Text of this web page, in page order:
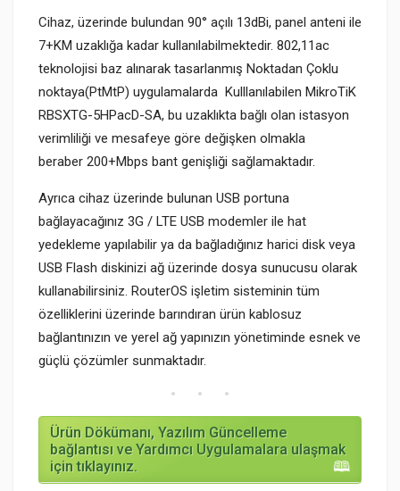
Cihaz, üzerinde bulundan 90° açılı 13dBi, panel anteni ile
7+KM uzaklığa kadar kullanılabilmektedir. 802,11ac
teknolojisi baz alınarak tasarlanmış Noktadan Çoklu
noktaya(PtMtP) uygulamalarda Kulllanılabilen MikroTiK
RBSXTG-5HPacD-SA, bu uzaklıkta bağlı olan istasyon
verimliliği ve mesafeye göre değişken olmakla
beraber 200+Mbps bant genişliği sağlamaktadır.
Ayrıca cihaz üzerinde bulunan USB portuna
bağlayacağınız 3G / LTE USB modemler ile hat
yedekleme yapılabilir ya da bağladığınız harici disk veya
USB Flash diskinizi ağ üzerinde dosya sunucusu olarak
kullanabilirsiniz. RouterOS işletim sisteminin tüm
özelliklerini üzerinde barındıran ürün kablosuz
bağlantınızın ve yerel ağ yapınızın yönetiminde esnek ve
güçlü çözümler sunmaktadır.
Ürün Dökümanı, Yazılım Güncelleme
bağlantısı ve Yardımcı Uygulamalara ulaşmak
için tıklayınız.